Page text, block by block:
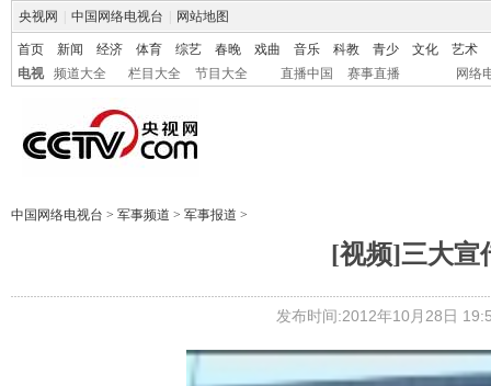
央视网 中国网络电视台 网站地图
首页 新闻 经济 体育 综艺 春晚 戏曲 音乐 科教 青少 文化
艺术
电视
频道大全 栏目大全 节目大全 直播中国 赛事直播 网络
中国网络电视台 > 军事频道 > 军事报道 >
[视频]三大宣
发布时间:2012年10月28日